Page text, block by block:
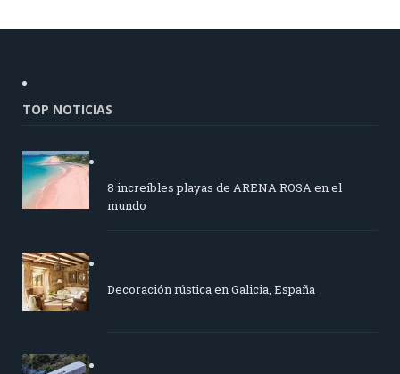
TOP NOTICIAS
8 increíbles playas de ARENA ROSA en el
mundo
Decoración rústica en Galicia, España